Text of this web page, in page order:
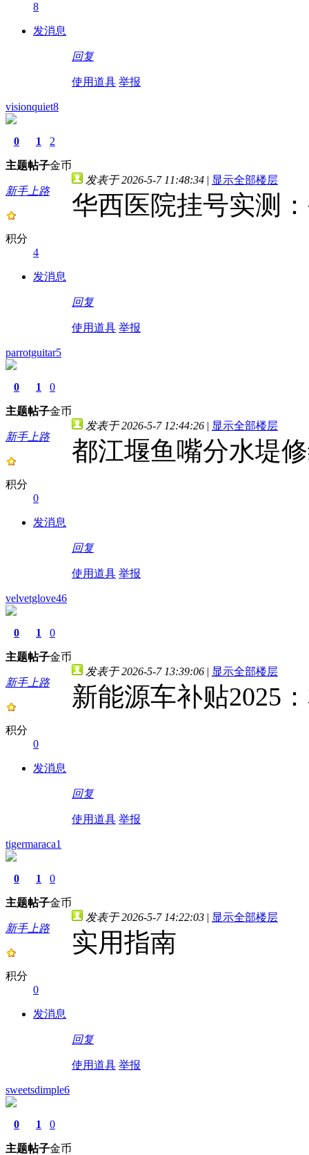
8
发消息
回复
使用道具 举报
visionquiet8
0
主题
1
帖子
2
金币
新手上路
积分
4
发消息
发表于 2026-5-7 11:48:34 | 显示全部楼层
华西医院挂号实测
回复
使用道具 举报
parrotguitar5
0
主题
1
帖子
0
金币
新手上路
积分
0
发消息
发表于 2026-5-7 12:44:26 | 显示全部楼层
都江堰鱼嘴分水堤
回复
使用道具 举报
velvetglove46
0
主题
1
帖子
0
金币
新手上路
积分
0
发消息
发表于 2026-5-7 13:39:06 | 显示全部楼层
新能源车补贴2025
回复
使用道具 举报
tigermaraca1
0
主题
1
帖子
0
金币
新手上路
积分
0
发消息
发表于 2026-5-7 14:22:03 | 显示全部楼层
实用指南
回复
使用道具 举报
sweetsdimple6
0
主题
1
帖子
0
金币